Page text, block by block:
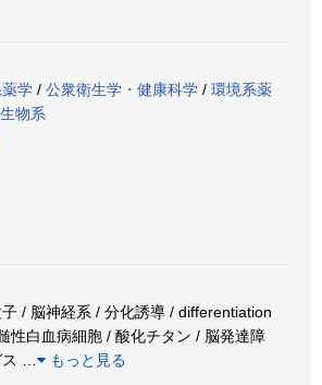
学 / 公衆衛生学・健康科学 / 環境系薬
生物系
/ 脳神経系 / 分化誘導 / differentiation
性白血病細胞 / 酸化チタン / 脳発達障
もっと見る